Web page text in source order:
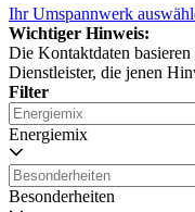
Ihr Umspannwerk
Wichtiger Hinweis:
Die Kontaktdaten
Dienstleister, die jenen
Filter
Energiemix
Besonderheiten